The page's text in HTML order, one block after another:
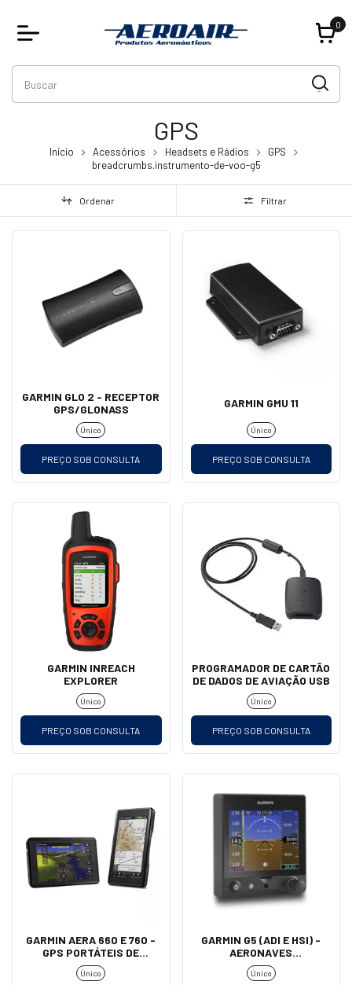
0
GPS
Início Acessórios Headsets e Rádios
GPS
breadcrumbs.instrumento-de-voo-g5
Ordenar Filtrar
GARMIN GLO 2 - RECEPTOR
GPS/GLONASS
Único
PREÇO SOB CONSULTA
GARMIN GMU 11
Único
PREÇO SOB CONSULTA
GARMIN INREACH
EXPLORER
Único
PREÇO SOB CONSULTA
PROGRAMADOR DE CARTÃO
DE DADOS DE AVIAÇÃO USB
Único
PREÇO SOB CONSULTA
GARMIN AERA 660 E 760 -
GPS PORTÁTEIS DE
AVIAÇÃO
Único
GARMIN G5 (ADI E HSI) -
AERONAVES
EXPERIMENTAIS E
HOMOLOGADAS
Único